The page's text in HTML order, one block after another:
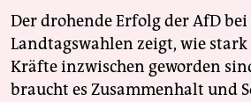
Der drohende Erfolg der AfD
Landtagswahlen zeigt, wie
Kräfte inzwischen geworden
braucht es Zusammenhalt und